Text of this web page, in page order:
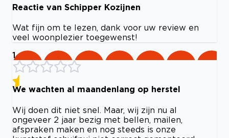
Reactie van Schipper Kozijnen
Wat fijn om te lezen, dank voor uw review en
veel woonplezier toegewenst!
1
We wachten al maandenlang op herstel
Wij doen dit niet snel. Maar, wij zijn nu al
ongeveer 2 jaar bezig met bellen, mailen,
afspraken maken en nog steeds is onze